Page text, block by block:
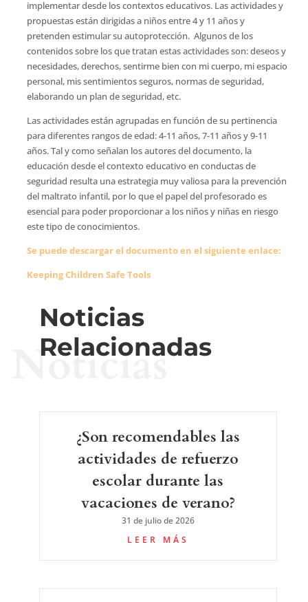
implementar desde los contextos educativos. Las actividades y
propuestas están dirigidas a niños entre 4 y 11 años y
pretenden estimular su autoprotección. Algunos de los
contenidos sobre los que tratan estas actividades son: deseos y
necesidades, derechos, sentirme bien con mi cuerpo, mi espacio
personal, mis sentimientos seguros, normas de seguridad,
elaborando un plan de seguridad, etc.
Las actividades están agrupadas en función de su pertinencia
para diferentes rangos de edad: 4-11 años, 7-11 años y 9-11
años. Tal y como señalan los autores del documento, la
educación desde el contexto educativo en conductas de
seguridad resulta una estrategia muy valiosa para la prevención
del maltrato infantil, por lo que el papel del profesorado es
esencial para poder proporcionar a los niños y niñas en riesgo
este tipo de conocimientos.
Se puede descargar el documento en el siguiente enlace:
Keeping Children Safe Tools
Noticias
Relacionadas
Noticias
¿Son recomendables las
actividades de refuerzo
escolar durante las
vacaciones de verano?
31 de julio de 2026
LEER MÁS